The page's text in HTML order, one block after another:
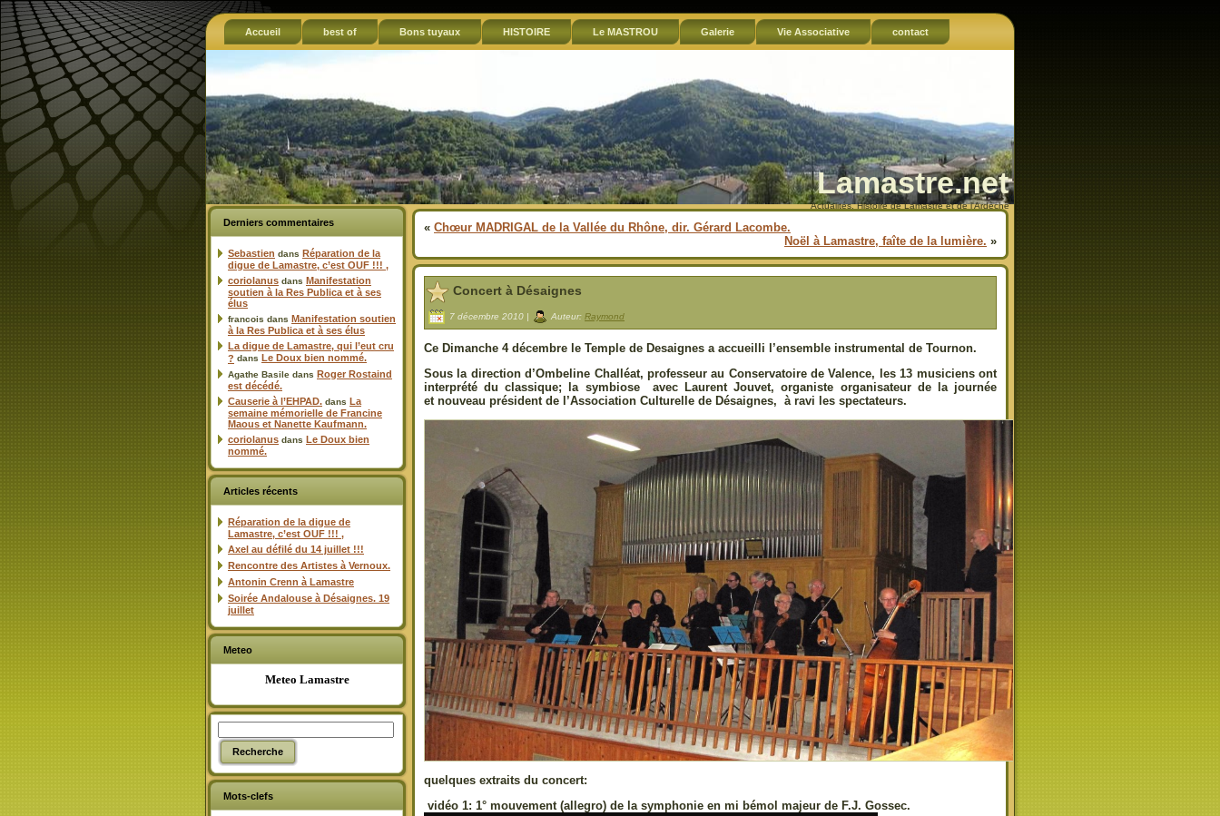
Accueil best of Bons tuyaux HISTOIRE Le MASTROU Galerie Vie Associative contact
Lamastre.net
Actualités, Histoire de Lamastre et de l'Ardèche
Derniers commentaires
Sebastien dans Réparation de la
digue de Lamastre, c’est OUF !!! ,
coriolanus dans Manifestation
soutien à la Res Publica et à ses
élus
francois dans Manifestation soutien
à la Res Publica et à ses élus
La digue de Lamastre, qui l’eut cru
? dans Le Doux bien nommé.
Agathe Basile dans Roger Rostaind
est décédé.
Causerie à l’EHPAD. dans La
semaine mémorielle de Francine
Maous et Nanette Kaufmann.
coriolanus dans Le Doux bien
nommé.
Articles récents
Réparation de la digue de
Lamastre, c’est OUF !!! ,
Axel au défilé du 14 juillet !!!
Rencontre des Artistes à Vernoux.
Antonin Crenn à Lamastre
Soirée Andalouse à Désaignes. 19
juillet
Meteo
Meteo Lamastre
Mots-clefs
« Chœur MADRIGAL de la Vallée du Rhône, dir. Gérard Lacombe.
Noël à Lamastre, faîte de la lumière. »
Concert à Désaignes
7 décembre 2010 | Auteur: Raymond
Ce Dimanche 4 décembre le Temple de Desaignes a accueilli l’ensemble instrumental de Tournon.
Sous la direction d’Ombeline Challéat, professeur au Conservatoire de Valence, les 13 musiciens ont
interprété du classique; la symbiose avec Laurent Jouvet, organiste organisateur de la journée
et nouveau président de l’Association Culturelle de Désaignes, à ravi les spectateurs.
quelques extraits du concert:
vidéo 1: 1° mouvement (allegro) de la symphonie en mi bémol majeur de F.J. Gossec.